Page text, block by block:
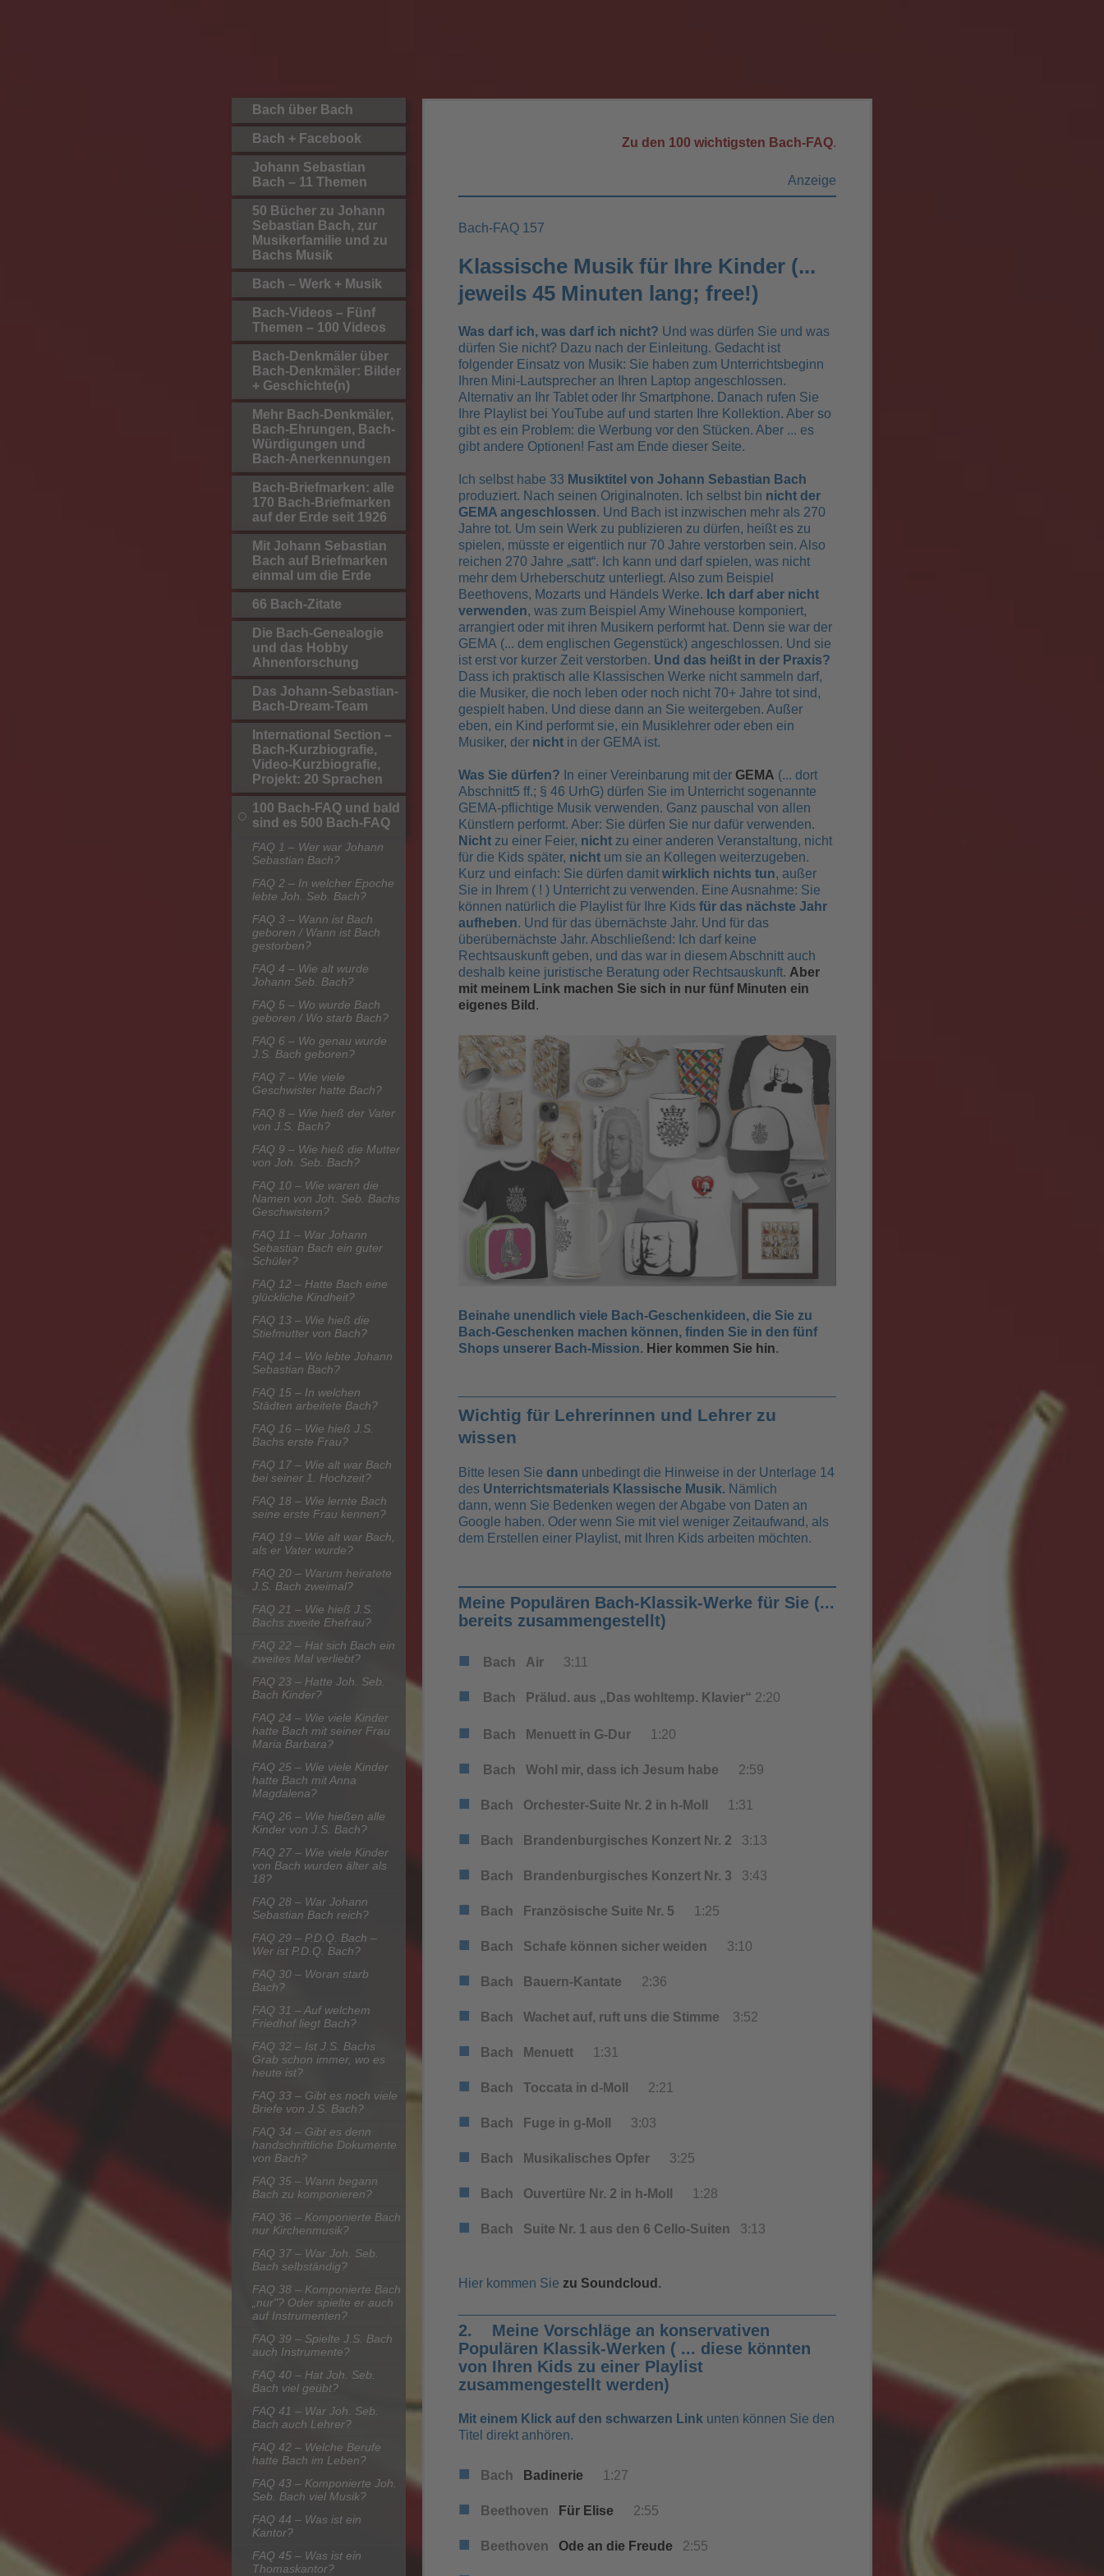
Bach über Bach
Bach + Facebook
Johann Sebastian
Bach – 11 Themen
50 Bücher zu Johann
Sebastian Bach, zur
Musikerfamilie und zu
Bachs Musik
Bach – Werk + Musik
Bach-Videos – Fünf
Themen – 100 Videos
Bach-Denkmäler über
Bach-Denkmäler: Bilder
+ Geschichte(n)
Mehr Bach-Denkmäler,
Bach-Ehrungen, Bach-
Würdigungen und
Bach-Anerkennungen
Bach-Briefmarken: alle
170 Bach-Briefmarken
auf der Erde seit 1926
Mit Johann Sebastian
Bach auf Briefmarken
einmal um die Erde
66 Bach-Zitate
Die Bach-Genealogie
und das Hobby
Ahnenforschung
Das Johann-Sebastian-
Bach-Dream-Team
International Section –
Bach-Kurzbiografie,
Video-Kurzbiografie,
Projekt: 20 Sprachen
100 Bach-FAQ und bald
sind es 500 Bach-FAQ
FAQ 1 – Wer war Johann
Sebastian Bach?
FAQ 2 – In welcher Epoche
lebte Joh. Seb. Bach?
FAQ 3 – Wann ist Bach
geboren / Wann ist Bach
gestorben?
FAQ 4 – Wie alt wurde
Johann Seb. Bach?
FAQ 5 – Wo wurde Bach
geboren / Wo starb Bach?
FAQ 6 – Wo genau wurde
J.S. Bach geboren?
FAQ 7 – Wie viele
Geschwister hatte Bach?
FAQ 8 – Wie hieß der Vater
von J.S. Bach?
FAQ 9 – Wie hieß die Mutter
von Joh. Seb. Bach?
FAQ 10 – Wie waren die
Namen von Joh. Seb. Bachs
Geschwistern?
FAQ 11 – War Johann
Sebastian Bach ein guter
Schüler?
FAQ 12 – Hatte Bach eine
glückliche Kindheit?
FAQ 13 – Wie hieß die
Stiefmutter von Bach?
FAQ 14 – Wo lebte Johann
Sebastian Bach?
FAQ 15 – In welchen
Städten arbeitete Bach?
FAQ 16 – Wie hieß J.S.
Bachs erste Frau?
FAQ 17 – Wie alt war Bach
bei seiner 1. Hochzeit?
FAQ 18 – Wie lernte Bach
seine erste Frau kennen?
FAQ 19 – Wie alt war Bach,
als er Vater wurde?
FAQ 20 – Warum heiratete
J.S. Bach zweimal?
FAQ 21 – Wie hieß J.S.
Bachs zweite Ehefrau?
FAQ 22 – Hat sich Bach ein
zweites Mal verliebt?
FAQ 23 – Hatte Joh. Seb.
Bach Kinder?
FAQ 24 – Wie viele Kinder
hatte Bach mit seiner Frau
Maria Barbara?
FAQ 25 – Wie viele Kinder
hatte Bach mit Anna
Magdalena?
FAQ 26 – Wie hießen alle
Kinder von J.S. Bach?
FAQ 27 – Wie viele Kinder
von Bach wurden älter als
18?
FAQ 28 – War Johann
Sebastian Bach reich?
FAQ 29 – P.D.Q. Bach –
Wer ist P.D.Q. Bach?
FAQ 30 – Woran starb
Bach?
FAQ 31 – Auf welchem
Friedhof liegt Bach?
FAQ 32 – Ist J.S. Bachs
Grab schon immer, wo es
heute ist?
FAQ 33 – Gibt es noch viele
Briefe von J.S. Bach?
FAQ 34 – Gibt es denn
handschriftliche Dokumente
von Bach?
FAQ 35 – Wann begann
Bach zu komponieren?
FAQ 36 – Komponierte Bach
nur Kirchenmusik?
FAQ 37 – War Joh. Seb.
Bach selbständig?
FAQ 38 – Komponierte Bach
„nur"? Oder spielte er auch
auf Instrumenten?
FAQ 39 – Spielte J.S. Bach
auch Instrumente?
FAQ 40 – Hat Joh. Seb.
Bach viel geübt?
FAQ 41 – War Joh. Seb.
Bach auch Lehrer?
FAQ 42 – Welche Berufe
hatte Bach im Leben?
FAQ 43 – Komponierte Joh.
Seb. Bach viel Musik?
FAQ 44 – Was ist ein
Kantor?
FAQ 45 – Was ist ein
Thomaskantor?
Zu den 100 wichtigsten Bach-FAQ.
Anzeige
Bach-FAQ 157
Klassische Musik für Ihre Kinder (...
jeweils 45 Minuten lang; free!)
Was darf ich, was darf ich nicht? Und was dürfen Sie und was
dürfen Sie nicht? Dazu nach der Einleitung. Gedacht ist
folgender Einsatz von Musik: Sie haben zum Unterrichtsbeginn
Ihren Mini-Lautsprecher an Ihren Laptop angeschlossen.
Alternativ an Ihr Tablet oder Ihr Smartphone. Danach rufen Sie
Ihre Playlist bei YouTube auf und starten Ihre Kollektion. Aber so
gibt es ein Problem: die Werbung vor den Stücken. Aber ... es
gibt andere Optionen! Fast am Ende dieser Seite.
Ich selbst habe 33 Musiktitel von Johann Sebastian Bach
produziert. Nach seinen Originalnoten. Ich selbst bin nicht der
GEMA angeschlossen. Und Bach ist inzwischen mehr als 270
Jahre tot. Um sein Werk zu publizieren zu dürfen, heißt es zu
spielen, müsste er eigentlich nur 70 Jahre verstorben sein. Also
reichen 270 Jahre „satt“. Ich kann und darf spielen, was nicht
mehr dem Urheberschutz unterliegt. Also zum Beispiel
Beethovens, Mozarts und Händels Werke. Ich darf aber nicht
verwenden, was zum Beispiel Amy Winehouse komponiert,
arrangiert oder mit ihren Musikern performt hat. Denn sie war der
GEMA (... dem englischen Gegenstück) angeschlossen. Und sie
ist erst vor kurzer Zeit verstorben. Und das heißt in der Praxis?
Dass ich praktisch alle Klassischen Werke nicht sammeln darf,
die Musiker, die noch leben oder noch nicht 70+ Jahre tot sind,
gespielt haben. Und diese dann an Sie weitergeben. Außer
eben, ein Kind performt sie, ein Musiklehrer oder eben ein
Musiker, der nicht in der GEMA ist.
Was Sie dürfen? In einer Vereinbarung mit der GEMA (... dort
Abschnitt5 ff.; § 46 UrhG) dürfen Sie im Unterricht sogenannte
GEMA-pflichtige Musik verwenden. Ganz pauschal von allen
Künstlern performt. Aber: Sie dürfen Sie nur dafür verwenden.
Nicht zu einer Feier, nicht zu einer anderen Veranstaltung, nicht
für die Kids später, nicht um sie an Kollegen weiterzugeben.
Kurz und einfach: Sie dürfen damitwirklich nichts tun, außer
Sie in Ihrem ( ! ) Unterricht zu verwenden. Eine Ausnahme: Sie
können natürlich die Playlist für Ihre Kidsfür das nächste Jahr
aufheben. Und für das übernächste Jahr. Und für das
überübernächste Jahr. Abschließend: Ich darf keine
Rechtsauskunft geben, und das war in diesem Abschnitt auch
deshalb keine juristische Beratung oder Rechtsauskunft. Aber
mit meinem Link machen Sie sich in nur fünf Minuten ein
eigenes Bild .
Beinahe unendlich viele Bach-Geschenkideen, die Sie zu
Bach-Geschenken machen können, finden Sie in den fünf
Shops unserer Bach-Mission. Hier kommen Sie hin.
Wichtig für Lehrerinnen und Lehrer zu
wissen
Bitte lesen Siedann unbedingt die Hinweise in der Unterlage 14
des Unterrichtsmaterials Klassische Musik. Nämlich
dann, wenn Sie Bedenken wegen der Abgabe von Daten an
Google haben. Oder wenn Sie mit viel weniger Zeitaufwand, als
dem Erstellen einer Playlist, mit Ihren Kids arbeiten möchten.
Meine Populären Bach-Klassik-Werke für Sie (...
bereits zusammengestellt)
■ Bach Air 3:11
■ Bach Prälud. aus „Das wohltemp. Klavier“ 2:20
■ Bach Menuett in G-Dur 1:20
■ BachWohl mir, dass ich Jesum habe 2:59
■ Bach Orchester-Suite Nr. 2 in h-Moll 1:31
■ Bach Brandenburgisches Konzert Nr. 2 3:13
■ Bach Brandenburgisches Konzert Nr. 3 3:43
■ Bach Französische Suite Nr. 5 1:25
■ Bach Schafe können sicher weiden 3:10
■ Bach Bauern-Kantate 2:36
■ BachWachet auf, ruft uns die Stimme 3:52
■ Bach Menuett 1:31
■ BachToccata in d-Moll 2:21
■ Bach Fuge in g-Moll 3:03
■ Bach Musikalisches Opfer 3:25
■ Bach Ouvertüre Nr. 2 in h-Moll 1:28
■ Bach Suite Nr. 1 aus den 6 Cello-Suiten 3:13
Hier kommen Sie zu Soundcloud .
2. Meine Vorschläge an konservativen
Populären Klassik-Werken ( ... diese könnten
von Ihren Kids zu einer Playlist
zusammengestellt werden)
Mit einem Klick auf den schwarzen Link unten können Sie den
Titel direkt anhören.
■ Bach Badinerie 1:27
■ Beethoven Für Elise 2:55
■ Beethoven Ode an die Freude 2:55